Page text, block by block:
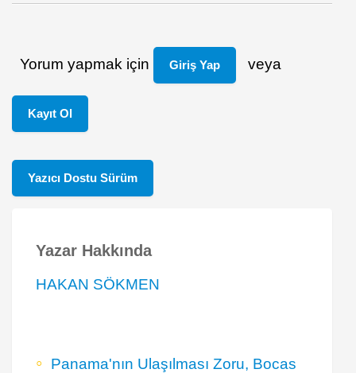
Yorum yapmak için Giriş Yap veya
Kayıt Ol
Yazıcı Dostu Sürüm
Yazar Hakkında
HAKAN SÖKMEN
Panama'nın Ulaşılması Zoru, Bocas